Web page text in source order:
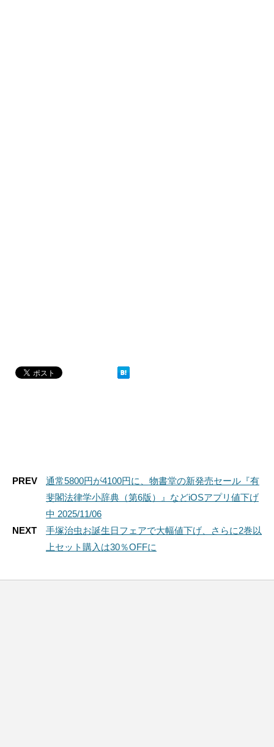
PREV
通常5800円が4100円に、物書堂の新発売セール『有
斐閣法律学小辞典（第6版）』などiOSアプリ値下げ
中 2025/11/06
NEXT
手塚治虫お誕生日フェアで大幅値下げ、さらに2巻以
上セット購入は30％OFFに